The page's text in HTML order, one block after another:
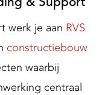
werk je aan RVS
constructiebouw
waarbij
centraal